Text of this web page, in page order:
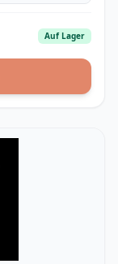
Auf Lager